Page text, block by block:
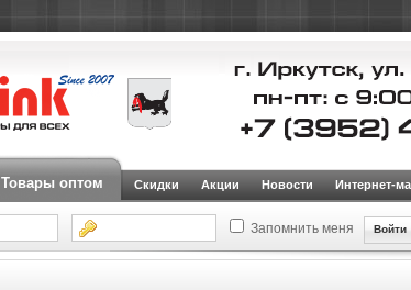
Товары оптом Скидки Акции Новости Интернет-
Запомнить меня